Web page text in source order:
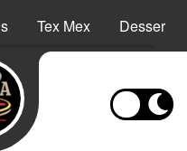
Tex Mex Desserts